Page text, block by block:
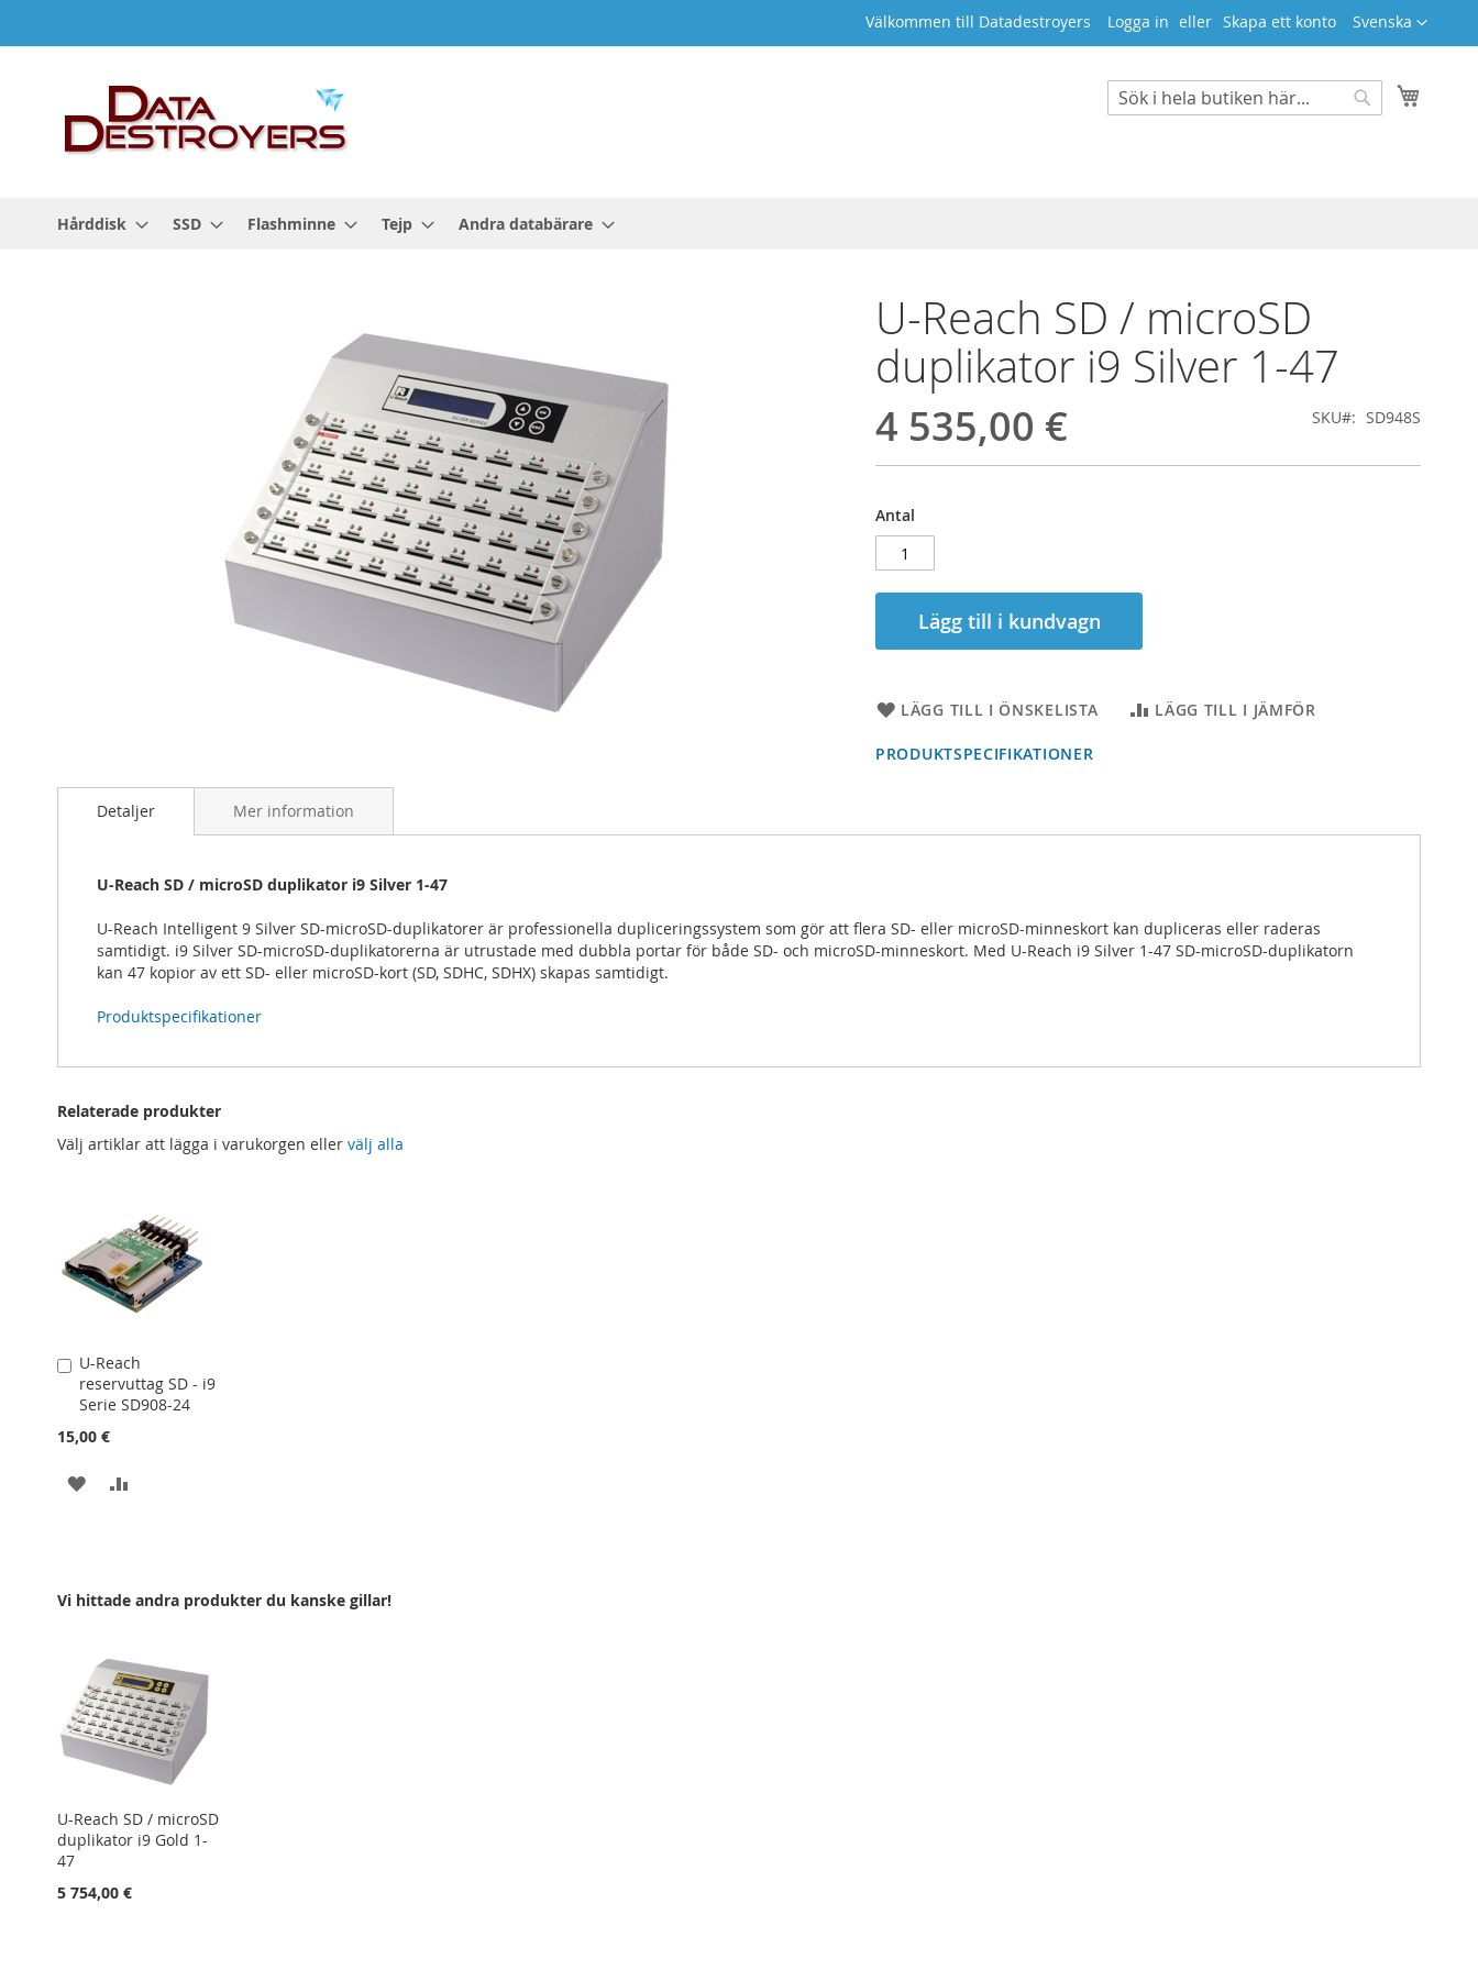
till
Språk
Svenska
Välkommen till Datadestroyers Logga in Skapa ett konto
Search
Hårddisk SSD Flashminne Tejp Andra databärare
U-Reach SD / microSD
duplikator i9 Silver 1-47
4 535,00 € SKU SD948S
Antal
Lägg till i kundvagn
LÄGG TILL I ÖNSKELISTA LÄGG TILL I JÄMFÖR
PRODUKTSPECIFIKATIONER
till
börjanDetaljer
U-Reach SD / microSD duplikator i9 Silver 1-47
U-Reach Intelligent 9 Silver SD-microSD-duplikatorer är professionella dupliceringssystem som gör att flera SD- eller microSD-minneskort kan dupliceras eller raderas
samtidigt. i9 Silver SD-microSD-duplikatorerna är utrustade med dubbla portar för både SD- och microSD-minneskort. Med U-Reach i9 Silver 1-47 SD-microSD-duplikatorn
kan 47 kopior av ett SD- eller microSD-kort (SD, SDHC, SDHX) skapas samtidigt.
Produktspecifikationer
Mer information
Relaterade produkter
Välj artiklar att lägga i varukorgen eller välj alla
U-Reach
reservuttag SD - i9
Serie SD908-24
15,00 €
Lägg
till
i
kundvagn
LÄGG
ÖNSKELISTA
JÄMFÖR
Vi hittade andra produkter du kanske gillar!
U-Reach SD / microSD
duplikator i9 Gold 1-
47
5 754,00 €